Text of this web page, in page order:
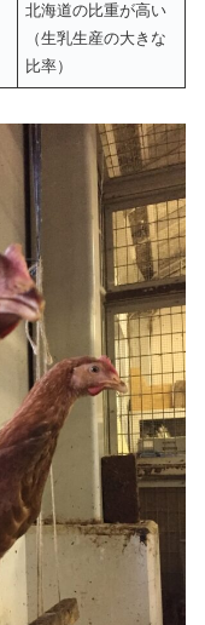
北海道の比重が高い
（生乳生産の大きな
比率）